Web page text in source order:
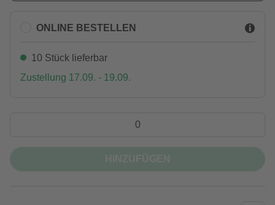
ONLINE BESTELLEN
10 Stück lieferbar
Zustellung 17.09. - 19.09.